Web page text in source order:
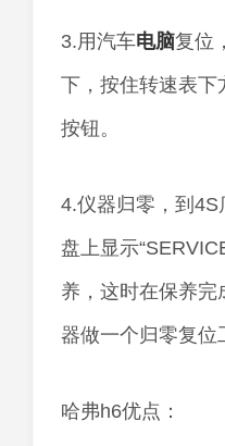
3.用汽车电脑复位
下，按住转速表下
按钮。
4.仪器归零，到
盘上显示
养，这时在保养完
器做一个归零复位
哈弗h6优点：